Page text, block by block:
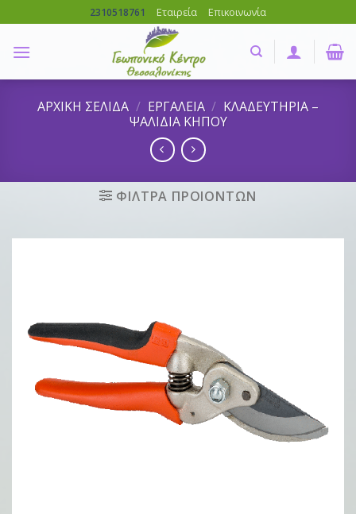
to
content
2310518761 Εταιρεία Επικοινωνία
ΑΡΧΙΚΗ ΣΕΛΙΔΑ / ΕΡΓΑΛΕΙΑ / ΚΛΑΔΕΥΤΗΡΙΑ –
ΨΑΛΙΔΙΑ ΚΗΠΟΥ
ΦΙΛΤΡΑ ΠΡΟΙΟΝΤΩΝ